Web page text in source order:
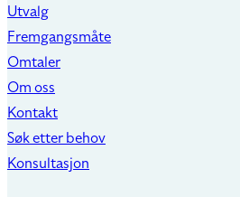
Utvalg
Fremgangsmåte
Omtaler
Om oss
Kontakt
Søk etter behov
Konsultasjon